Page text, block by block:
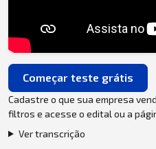
Começar teste grátis
Cadastre o que sua empresa
filtros e acesse o edital ou a
Ver transcrição